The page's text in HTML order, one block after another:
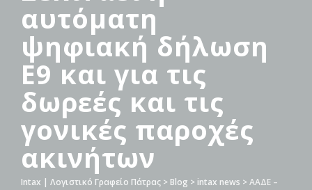
αυτόματη
ψηφιακή δήλωση
Ε9 και για τις
δωρεές και τις
γονικές παροχές
ακινήτων
Intax | Λογιστικό Γραφείο Πάτρας > Blog > intax news >ΑΑΔΕ –